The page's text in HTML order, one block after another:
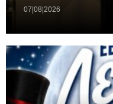
07|08|2026